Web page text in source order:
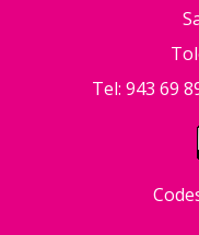
Tel: 943 69